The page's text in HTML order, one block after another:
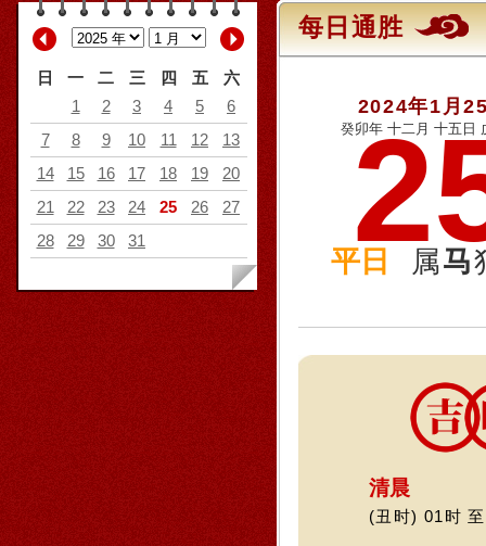
日 一 二 三 四 五
六
1
2 3 4 5
6
7
8 9 10 11 12
13
14
15 16 17 18 19
20
21
22 23 24 25 26
27
28
29 30 31
每日通胜
2024年1月
癸卯年 十二月 十五日
平日 属马
清晨
(丑时) 01时